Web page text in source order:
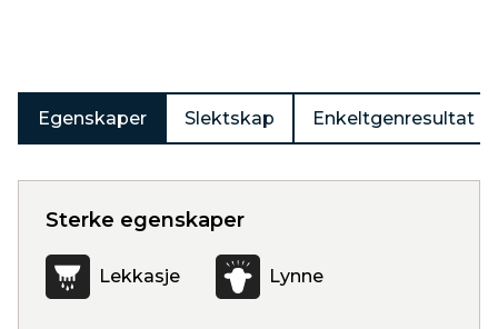
Egenskaper Slektskap Enkeltgenresultat
Sterke egenskaper
Lekkasje Lynne